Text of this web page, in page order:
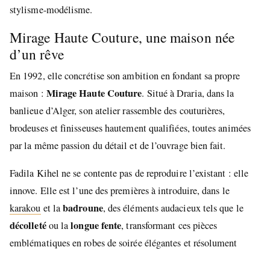
stylisme-modélisme.
Mirage Haute Couture, une maison née
d’un rêve
En 1992, elle concrétise son ambition en fondant sa propre
maison : Mirage Haute Couture. Situé à Draria, dans la
banlieue d’Alger, son atelier rassemble des couturières,
brodeuses et finisseuses hautement qualifiées, toutes animées
par la même passion du détail et de l’ouvrage bien fait.
Fadila Kihel ne se contente pas de reproduire l’existant : elle
innove. Elle est l’une des premières à introduire, dans le
karakou et labadroune, des éléments audacieux tels que le
décolletéou lalongue fente, transformant ces pièces
emblématiques en robes de soirée élégantes et résolument